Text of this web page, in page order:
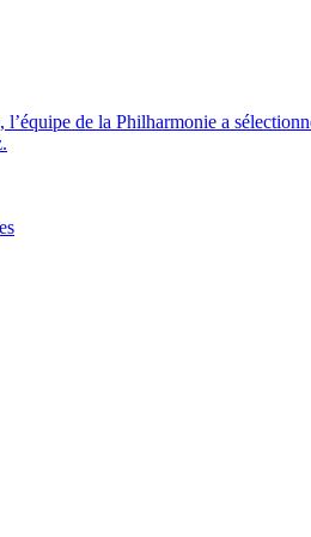
l’équipe de la Philharmonie a